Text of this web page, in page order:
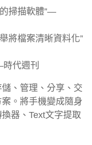
掃描軟體”—
將檔案清晰資料化”
代週刊
、管理、分享、交
。將手機變成隨身
器、Text文字提取